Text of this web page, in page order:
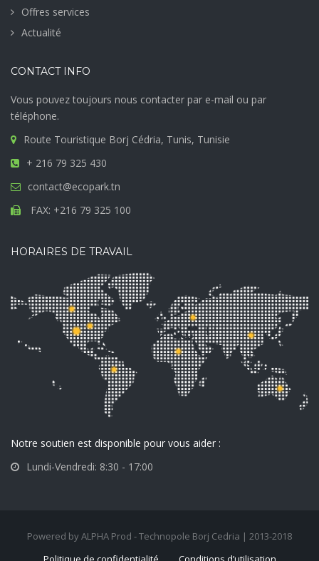
Offres services
Actualité
CONTACT INFO
Vous pouvez toujours nous contacter par e-mail ou par
téléphone.
Route Touristique Borj Cédria, Tunis, Tunisie
+ 216 79 325 430
contact@ecopark.tn
FAX: +216 79 325 100
HORAIRES DE TRAVAIL
Notre soutien est disponible pour vous aider :
Lundi-Vendredi: 8:30 - 17:00
Powered by ALPHA Prod - Technopole Borj Cedria | 2013-2018